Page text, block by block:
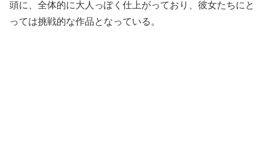
頭に、全体的に大人っぽく仕上がっており、彼女たちにと
っては挑戦的な作品となっている。